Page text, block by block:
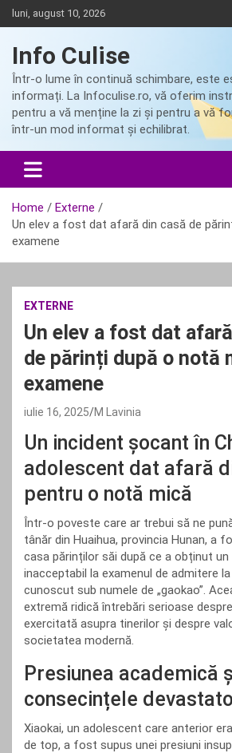
Skip
to
luni, august 10, 2026
Info Culise
Într-o lume în continuă schimbare, este
informați. La Infoculise.ro, vă oferim
pentru a vă menține la zi și pentru a vă
într-un mod informat și echilibrat.
Home
Externe
Un elev a fost dat afară din casă de
examene
EXTERNE
Un elev a fost dat
de părinți după o notă
examene
iulie 16, 2025 M Lavinia
Un incident șocant în
adolescent dat afară
pentru o notă mică
Într-o poveste care ar trebui să ne
tânăr din Huaihua, provincia Hunan, a
casa părinților săi după ce a obținut
inacceptabil la examenul de admitere
cunoscut sub numele de „gaokao”.
extremă ridică întrebări serioase
exercitată asupra tinerilor și despre
societatea modernă.
Presiunea academică
consecințele
Xiaokai, un adolescent care anterior
de top, a fost supus unei presiuni